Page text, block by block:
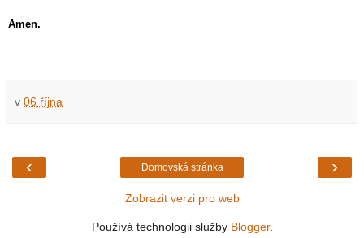
Amen.
v 06 října
‹ ›
Domovská stránka
Zobrazit verzi pro web
Používá technologii služby Blogger.